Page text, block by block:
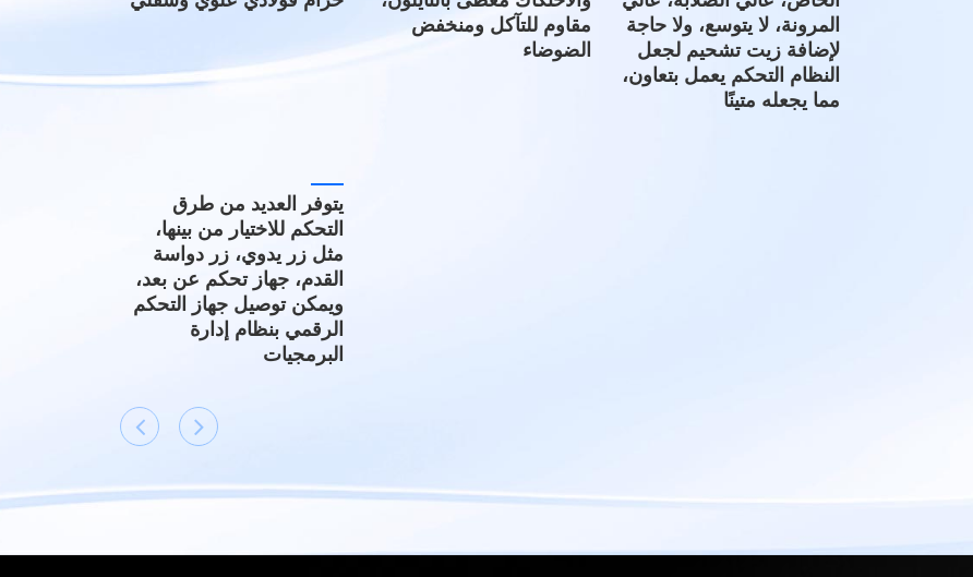
مقاوم للتآكل ومنخفض
الضوضاء
المرونة، لا يتوسع، ولا حاجة
لإضافة زيت تشحيم لجعل
النظام التحكم يعمل بتعاون،
مما يجعله متينًا
يتوفر العديد من طرق
التحكم للاختيار من بينها،
مثل زر يدوي، زر دواسة
القدم، جهاز تحكم عن بعد،
ويمكن توصيل جهاز التحكم
الرقمي بنظام إدارة
البرمجيات